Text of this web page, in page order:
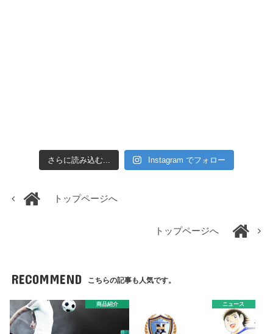
さらに読み込む... Instagram でフォロー
トップページへ
トップページへ
RECOMMEND こちらの記事も人気です。
商品紹介 ニュース